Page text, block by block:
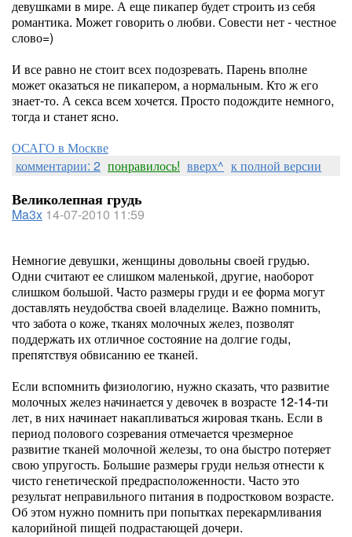
девушками в мире. А еще пикапер будет строить из себя
романтика. Может говорить о любви. Совести нет - честное
слово=)
И все равно не стоит всех подозревать. Парень вполне
может оказаться не пикапером, а нормальным. Кто ж его
знает-то. А секса всем хочется. Просто подождите немного,
тогда и станет ясно.
ОСАГО в Москве
комментарии: 2 понравилось! вверх^ к полной версии
Великолепная грудь
Ma3x 14-07-2010 11:59
Немногие девушки, женщины довольны своей грудью.
Одни считают ее слишком маленькой, другие, наоборот
слишком большой. Часто размеры груди и ее форма могут
доставлять неудобства своей владелице. Важно помнить,
что забота о коже, тканях молочных желез, позволят
поддержать их отличное состояние на долгие годы,
препятствуя обвисанию ее тканей.
Если вспомнить физиологию, нужно сказать, что развитие
молочных желез начинается у девочек в возрасте 12-14-ти
лет, в них начинает накапливаться жировая ткань. Если в
период полового созревания отмечается чрезмерное
развитие тканей молочной железы, то она быстро потеряет
свою упругость. Большие размеры груди нельзя отнести к
чисто генетической предрасположенности. Часто это
результат неправильного питания в подростковом возрасте.
Об этом нужно помнить при попытках перекармливания
калорийной пищей подрастающей дочери.